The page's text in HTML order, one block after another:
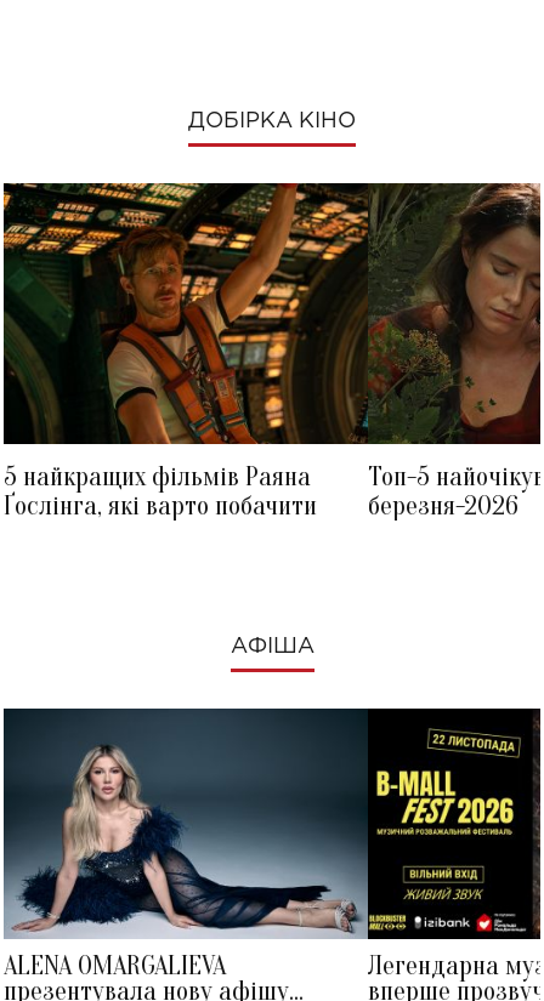
ДОБІРКА КІНО
5 найкращих фільмів Раяна
Ґослінга, які варто побачити
Топ-5
березня-2026
АФІША
ALENA OMARGALIEVA
презентувала нову афішу
Легендарна
вперше